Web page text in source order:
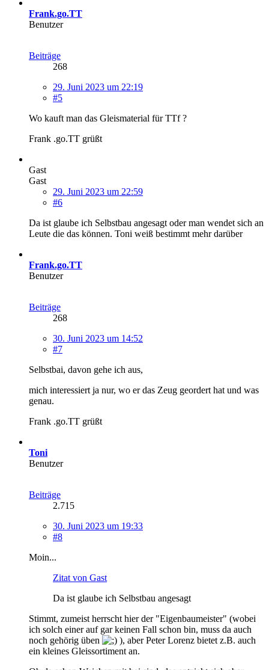
Frank.go.TT
Benutzer
Beiträge
268
29. Juni 2023 um 22:19
#5
Wo kauft man das Gleismaterial für TTf ?
Frank .go.TT grüßt
Gast
Gast
29. Juni 2023 um 22:59
#6
Da ist glaube ich Selbstbau angesagt oder man wendet sich an
Leute die das können. Toni weiß bestimmt mehr darüber
Frank.go.TT
Benutzer
Beiträge
268
30. Juni 2023 um 14:52
#7
Selbstbai, davon gehe ich aus,
mich interessiert ja nur, wo er das Zeug geordert hat und was
genau.
Frank .go.TT grüßt
Toni
Benutzer
Beiträge
2.715
30. Juni 2023 um 19:33
#8
Moin...
Zitat von Gast
Da ist glaube ich Selbstbau angesagt
Stimmt, zumeist herrscht hier der "Eigenbaumeister" (wobei
ich solch einer auf gar keinen Fall schon bin, muss da auch
noch gehörig üben
), aber Peter Lorenz bietet z.B. auch
ein kleines Gleissortiment an.